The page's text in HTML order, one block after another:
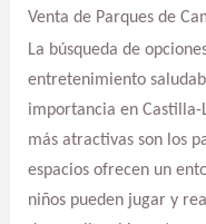
Venta de Parques de
La búsqueda de
entretenimiento
importancia en
más atractivas son los
espacios ofrecen un
niños pueden jugar y